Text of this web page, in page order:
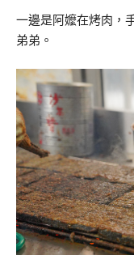
一邊是阿嬤在烤肉，
弟弟。